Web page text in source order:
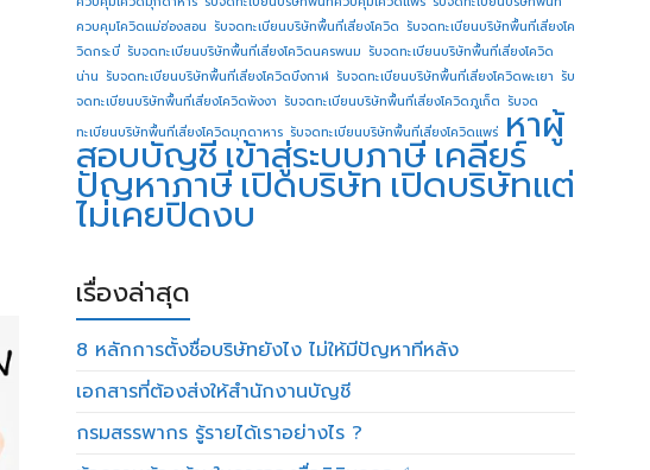
ควบคุมโควิดแม่ฮ่องสอน รับจดทะเบียนบริษัทพื้นที่เสี่ยงโควิด รับจดทะเบียนบริษัทพื้นที่เสี่ยงโค
วิดกระบี่ รับจดทะเบียนบริษัทพื้นที่เสี่ยงโควิดนครพนม รับจดทะเบียนบริษัทพื้นที่เสี่ยงโควิด
น่าน รับจดทะเบียนบริษัทพื้นที่เสี่ยงโควิดบึงกาฬ รับจดทะเบียนบริษัทพื้นที่เสี่ยงโควิดพะเยา รับ
จดทะเบียนบริษัทพื้นที่เสี่ยงโควิดพังงา รับจดทะเบียนบริษัทพื้นที่เสี่ยงโควิดภูเก็ต รับจด
ทะเบียนบริษัทพื้นที่เสี่ยงโควิดมุกดาหาร รับจดทะเบียนบริษัทพื้นที่เสี่ยงโควิดแพร่ หาผู้
สอบบัญชี เข้าสู่ระบบภาษี เคลียร์
ปัญหาภาษีเปิดบริษัทเปิดบริษัทแต่
ไม่เคยปิดงบ
เรื่องล่าสุด
8 หลักการตั้งชื่อบริษัทยังไง ไม่ให้มีปัญหาทีหลัง
เอกสารที่ต้องส่งให้สำนักงานบัญชี
กรมสรรพากร รู้รายได้เราอย่างไร ?